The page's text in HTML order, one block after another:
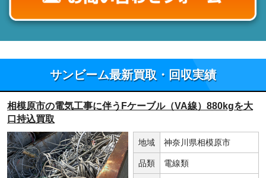
サンビーム最新買取・回収実績
相模原市の電気工事に伴うFケーブル（VA線）880kgを大
口持込買取
地域 神奈川県相模原市
品類 電線類